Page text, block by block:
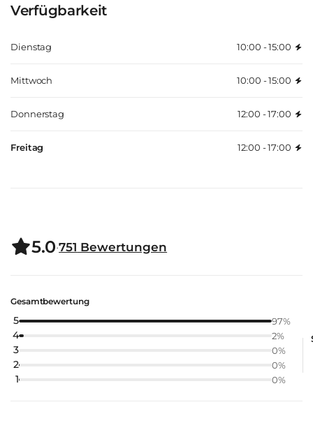
Verfügbarkeit
Dienstag 10:00 - 15:00
Mittwoch 10:00 - 15:00
Donnerstag 12:00 - 17:00
Freitag 12:00 - 17:00
5.0·751 Bewertungen
Gesamtbewertung
5 97%
4 2%
3 0%
2 0%
1 0%